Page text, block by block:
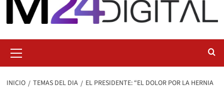
primario
INICIO TEMAS DEL DIA
EL PRESIDENTE: “EL DOLOR POR LA HERNIA